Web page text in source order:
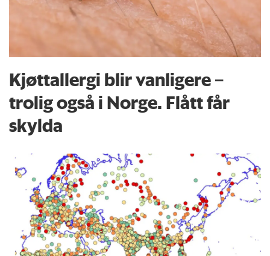
Kjøttallergi blir vanligere –
trolig også i Norge. Flått får
skylda